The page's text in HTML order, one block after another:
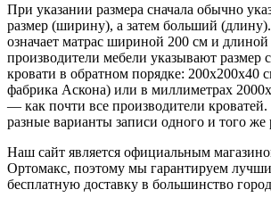
При указании размера сначала обычно
размер (ширину), а затем больший
означает матрас шириной 200 см и
производители мебели указывают размер
кровати в обратном порядке: 200х200х40
фабрика Аскона) или в миллиметрах
— как почти все производители кроватей.
разные варианты записи одного и того же
Наш сайт является официальным
Ортомакс, поэтому мы гарантируем
бесплатную доставку в большинство